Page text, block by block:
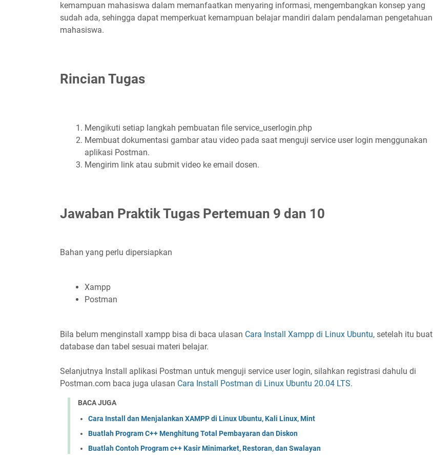
kemampuan mahasiswa dalam memanfaatkan menyaring informasi, mengembangkan konsep yang
sudah ada, sehingga dapat memperkuat kemampuan belajar mandiri dalam pendalaman pengetahuan
mahasiswa.
Rincian Tugas
Mengikuti setiap langkah pembuatan file service_userlogin.php
Membuat dokumentasi gambar atau video pada saat menguji service user login menggunakan
aplikasi Postman.
Mengirim link atau submit video ke email dosen.
Jawaban Praktik Tugas Pertemuan 9 dan 10
Bahan yang perlu dipersiapkan
Xampp
Postman
Bila belum menginstall xampp bisa di baca ulasan Cara Install Xampp di Linux Ubuntu, setelah itu buat
database dan tabel sesuai materi belajar.
Selanjutnya Install aplikasi Postman untuk menguji service user login, silahkan registrasi dahulu di
Postman.com baca juga ulasan Cara Install Postman di Linux Ubuntu 20.04 LTS.
BACA JUGA
Cara Install dan Menjalankan XAMPP di Linux Ubuntu, Kali Linux, Mint
Buatlah Program C++ Menghitung Total Pembayaran dan Diskon
Buatlah Contoh Program c++ Kasir Minimarket, Restoran, dan Swalayan